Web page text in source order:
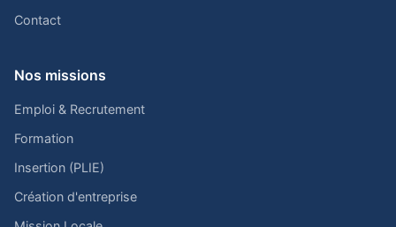
Contact
Nos missions
Emploi & Recrutement
Formation
Insertion (PLIE)
Création d'entreprise